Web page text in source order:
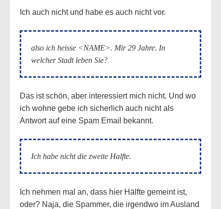
Ich auch nicht und habe es auch nicht vor.
also ich heisse <NAME>. Mir 29 Jahre. In
welcher Stadt leben Sie?
Das ist schön, aber interessiert mich nicht. Und wo
ich wohne gebe ich sicherlich auch nicht als
Antwort auf eine Spam Email bekannt.
Ich habe nicht die zweite Halfte.
Ich nehmen mal an, dass hier Hälfte gemeint ist,
oder? Naja, die Spammer, die irgendwo im Ausland